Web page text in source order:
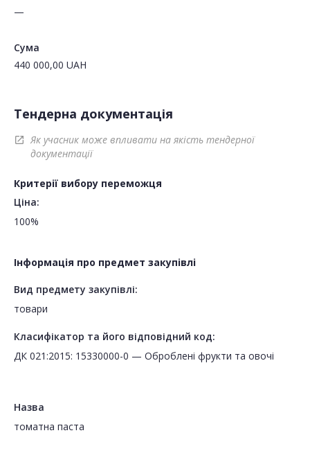
—
Сума
440 000,00 UAH
Тендерна документація
open_in_new
Як учасник може впливати на якість тендерної
документації
Критерії вибору переможця
Ціна:
100%
Інформація про предмет закупівлі
Вид предмету закупівлі:
товари
Класифікатор та його відповідний код:
ДК 021:2015: 15330000-0 — Оброблені фрукти та овочі
Назва
томатна паста